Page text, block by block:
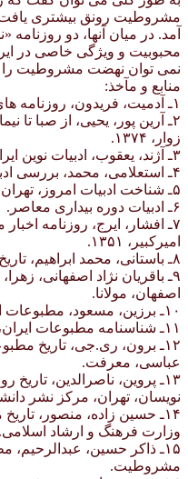
مشروطیت رونق بیشتری یافت
آمد. در میان آنها، دو
محبوبیت و ویژگی خاصی در
نمی توان نهضت مشروطیت را
منابع و مآخذ:
۱ـ آدمیت، فریدون، روزنامه های ادبی در ایران.
زوار، ۱۳۷۴.
۳ـ آژند، یعقوب، ادبیات نوین ایران، تهران، امیرکبیر، ۱۳۶۳.
۴ـ استعلامی، محمد، بررسی ادبیات ایران، تهران، امیرکبیر.
۵ـ شناخت ادبیات امروز، تهران، امیرکبیر.
۶ـ ادبیات دوره بیداری معاصر.
۷ـ افشار، ایرج، روزنامه
امیرکبیر، ۱۳۵۱.
۸ـ باستانی، محمد ابراهیم، تاریخ مطبوعات کرمان.
۹ـ باقریان نژاد اصفهانی،
اصفهان، مولانا.
۱۰ـ برزین، مسعود، مطبوعات ایران، تهران، بهجت، ۱۳۵۲.
۱۱ـ شناسنامه مطبوعات ایران، تهران، بهجت، ۱۳۷۱.
۱۲ـ برون، ری.جی، تاریخ
عباسی، معرفت.
۱۳ـ پروین، ناصرالدین،
نویسان، تهران، مرکز نشر
۱۴ـ حسین زاده، منصور،
وزارت فرهنگ و ارشاد اسلامی.
۱۵ـ ذاکر حسین،
مشروطیت.